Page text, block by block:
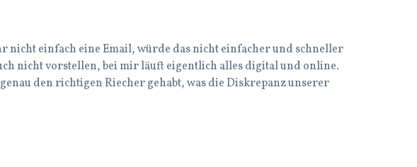
nicht einfach eine Email, würde das nicht einfacher und schneller
nicht vorstellen, bei mir läuft eigentlich alles digital und online.
den richtigen Riecher gehabt, was die Diskrepanz unserer